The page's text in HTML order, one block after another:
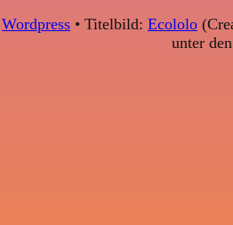
Wordpress • Titelbild: Ecololo
unter